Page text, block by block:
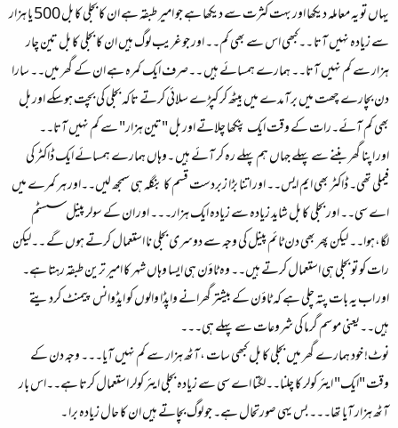
یہاں تو یہ معاملہ دیکھا اور بہت کثرت سے دیکھا ہے جو امیر طبقہ ہے ان کا بجلی کا بل 500 یا ہزار
سے زیادہ نہیں آتا ۔۔کبھی اس سے بھی کم۔۔ اور جو غریب لوگ ہیں ان کا بجلی کا بل تین چار
ہزار سے کم نہیں آتا۔۔ ہمارے ہمسائے ہیں ۔۔صرف ایک کمرہ ہے ان کے گھر میں۔۔ سارا
دن بچارے چھت میں برآمدے میں بیٹھ کر کپڑے سلائی کرتے تاکہ بجلی کی بچت ہوسکے اور بل
بھی کم آئے۔رات کے وقت ایک پنکھا چلاتے اور بل "تین ہزار" سے کم نہیں آتا۔۔
اور اپنا گھر بننے سے پہلے جہاں ہم پہلے رہ کر آئے ہیں ۔وہاں ہمارے ہمسائے ایک ڈاکٹر کی
فیملی تھی۔ ڈاکٹر بھی ایم ایس۔۔ اور اتنا بڑا زبردست قسم کا بنگلہ ہی سمجھ لیں۔۔اور ہر کمرے میں
اے سی۔۔ اور بجلی کا بل شاید زیادہ سے زیادہ ایک ہزار۔۔۔ اور ان کے سولر پینل سسٹم
لگا،ہوا۔۔ لیکن پھر بھی دن ٹائم پینل کی وجہ سے دوسری بجلی نا استعمال کرتے ہوں گے ۔۔لیکن
رات کو تو بجلی ہی استعمال کرتے ہیں۔۔ وہ ٹاؤن ہی ایسا وہاں شہر کا امیر ترین طبقہ رہتا ہے۔
اور اب یہ بات پتہ چلی ہے کہ ٹاؤن کے بیشتر گھرانے واپڈا والوں کو ایڈوانس پیمنٹ کردیتے
ہیں۔۔یعنی موسم گرما کی شروعات سے پہلے ہی۔۔۔
نوٹ! خود ہمارے گھر میں بجلی کا بل کبھی سات ،آٹھ ہزار سے کم نہیں آیا۔۔۔ وجہ دن کے
وقت "ایک" ایئر کولر کا چلنا۔۔لگتا اے سی سے زیادہ بجلی ایئر کولر استعمال کرتا ہے۔۔اس بار
آٹھ ہزار آیا تھا۔۔۔ بس یہی صورتحال ہے۔ جو لوگ بچاتے ہیں ان کا حال زیادہ برا ۔